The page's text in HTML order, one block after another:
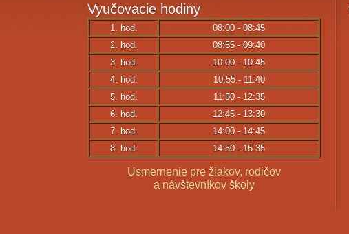
Vyučovacie hodiny
1. hod.
08:00 - 08:45
2. hod.
08:55 - 09:40
3. hod.
10:00 - 10:45
4. hod.
10:55 - 11:40
5. hod.
11:50 - 12:35
6. hod.
12:45 - 13:30
7. hod.
14:00 - 14:45
8. hod.
14:50 - 15:35
Usmernenie pre žiakov, rodičov
a návštevníkov školy